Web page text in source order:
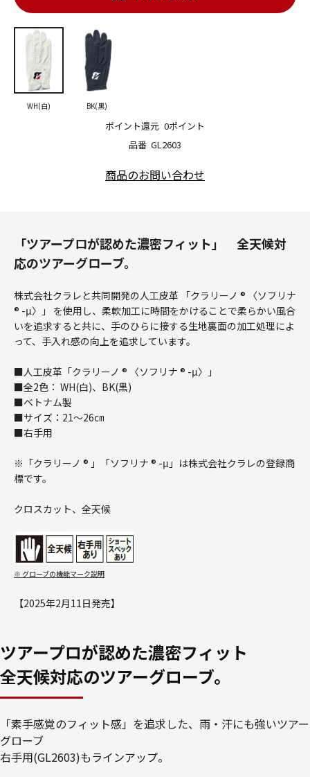
品番 GL2603
ポイント還元 0ポイント
WH(白) BK(黒)
商品のお問い合わせ
「ツアープロが認めた濃密フィット」 全天候対
応のツアーグローブ。
株式会社クラレと共同開発の人工皮革 「クラリーノ ® 〈ソフリナ
® -μ〉」 を使用し、柔軟加工に時間をかけることで柔らかい風合
いを追求すると共に、手のひらに接する生地裏面の加工処理によ
って、手入れ感の向上を追求しています。
■人工皮革「クラリーノ ® 〈ソフリナ ® -μ〉」
■全2色： WH(白)、BK(黒)
■ベトナム製
■サイズ：21～26㎝
■右手用
※「クラリーノ ® 」「ソフリナ ® -μ」は株式会社クラレの登録商
標です。
クロスカット、全天候
※ グローブの機能マーク説明
【2025年2月11日発売】
ツアープロが認めた濃密フィット
全天候対応のツアーグローブ。
「素手感覚のフィット感」を追求した、雨・汗にも強いツアー
グローブ
右手用(GL2603)もラインアップ。